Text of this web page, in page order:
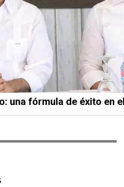
una fórmula de éxito en